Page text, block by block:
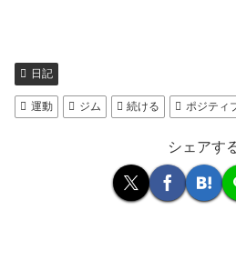
日記
運動 ジム 続ける ポジティ
シェアす